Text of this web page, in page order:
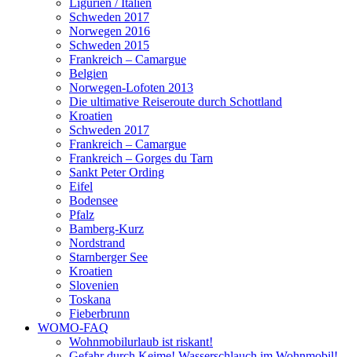
Schweden 2017
Norwegen 2016
Schweden 2015
Frankreich – Camargue
Belgien
Norwegen-Lofoten 2013
Die ultimative Reiseroute durch Schottland
Kroatien
Schweden 2017
Frankreich – Camargue
Frankreich – Gorges du Tarn
Sankt Peter Ording
Eifel
Bodensee
Pfalz
Bamberg-Kurz
Nordstrand
Starnberger See
Kroatien
Slovenien
Toskana
Fieberbrunn
WOMO-FAQ
Wohnmobilurlaub ist riskant!